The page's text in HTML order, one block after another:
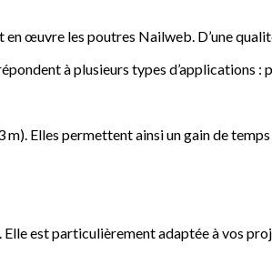
œuvre les poutres Nailweb. D’une
à plusieurs types d’applications :
Elles permettent ainsi un gain de
est particulièrement adaptée à vos